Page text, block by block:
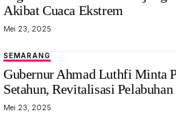
Akibat Cuaca Ekstrem
Mei 23, 2025
SEMARANG
Gubernur Ahmad Luthfi Minta
Setahun, Revitalisasi
Mei 23, 2025